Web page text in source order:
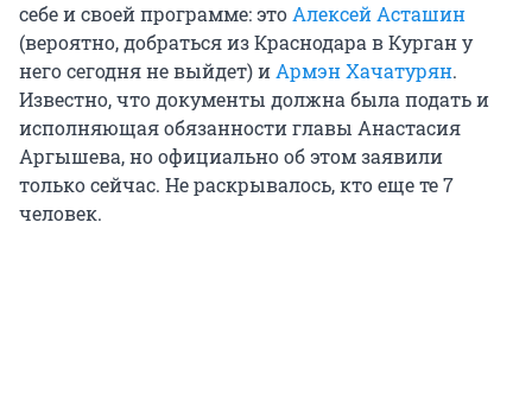
себе и своей программе: этоАлексей Асташин
(вероятно, добраться из Краснодара в Курган у
него сегодня не выйдет) иАрмэн Хачатурян.
Известно, что документы должна была подать и
исполняющая обязанности главы Анастасия
Аргышева, но официально об этом заявили
только сейчас. Не раскрывалось, кто еще те 7
человек.